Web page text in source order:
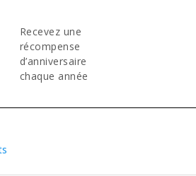
Recevez une
récompense
d’anniversaire
chaque année